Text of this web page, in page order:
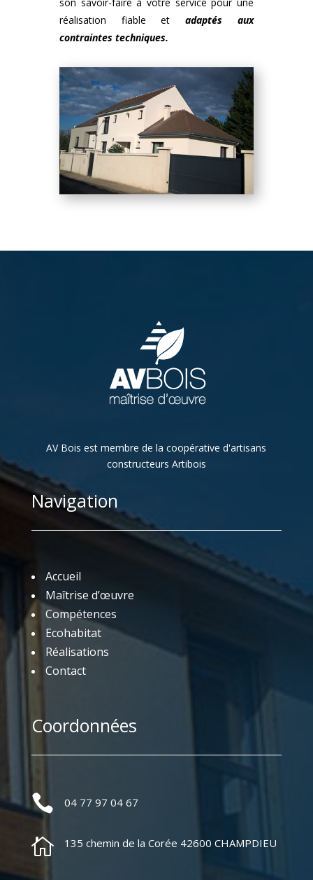
son savoir-faire à votre service pour une
réalisation fiable etadaptés aux
contraintes techniques.
AV Bois est membre de la coopérative d'artisans
constructeurs Artibois
Navigation
Accueil
Maîtrise d’œuvre
Compétences
Ecohabitat
Réalisations
Contact
Coordonnées
 04 77 97 04 67
 135 chemin de la Corée 42600 CHAMPDIEU